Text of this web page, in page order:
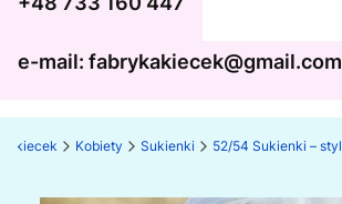
e-mail: fabrykakiecek@gmail.com
kiecek Kobiety Sukienki